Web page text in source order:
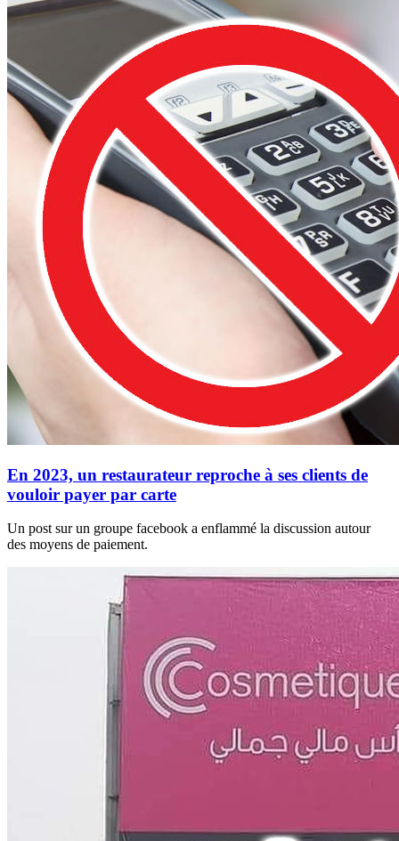
En 2023, un restaurateur reproche à ses clients de
vouloir payer par carte
Un post sur un groupe facebook a enflammé la discussion autour
des moyens de paiement.